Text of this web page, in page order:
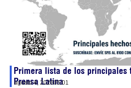
Primera lista de los principales
Prensa Latina
agosto 4, 202605:01